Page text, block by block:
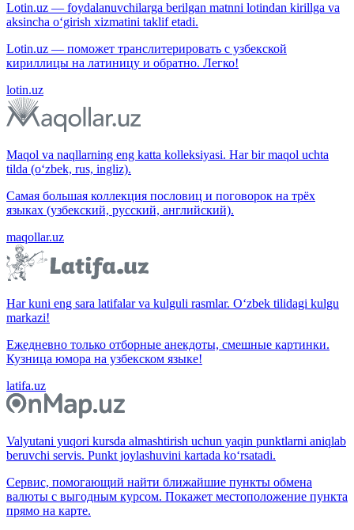
Lotin.uz — foydalanuvchilarga berilgan matnni lotindan kirillga va
aksincha o‘girish xizmatini taklif etadi.
Lotin.uz — поможет транслитерировать с узбекской
кириллицы на латиницу и обратно. Легко!
lotin.uz
Maqol va naqllarning eng katta kolleksiyasi. Har bir maqol uchta
tilda (o‘zbek, rus, ingliz).
Самая большая коллекция пословиц и поговорок на трёх
языках (узбекский, русский, английский).
maqollar.uz
Har kuni eng sara latifalar va kulguli rasmlar. O‘zbek tilidagi kulgu
markazi!
Ежедневно только отборные анекдоты, смешные картинки.
Кузница юмора на узбекском языке!
latifa.uz
Valyutani yuqori kursda almashtirish uchun yaqin punktlarni aniqlab
beruvchi servis. Punkt joylashuvini kartada ko‘rsatadi.
Сервис, помогающий найти ближайшие пункты обмена
валюты с выгодным курсом. Покажет местоположение пункта
прямо на карте.